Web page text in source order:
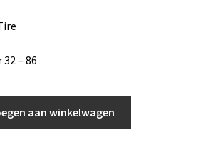
– 86
aan winkelwagen